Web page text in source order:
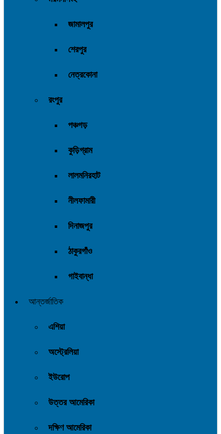
জামালপুর
শেরপুর
নেত্রকোনা
রংপুর
পঞ্চগড়
কুড়িগ্রাম
লালমনিরহাট
নীলফামারী
দিনাজপুর
ঠাকুরগাঁও
গাইবান্ধা
আন্তর্জাতিক
এশিয়া
অস্ট্রেলিয়া
ইউরোপ
উত্তর আমেরিকা
দক্ষিণ আমেরিকা